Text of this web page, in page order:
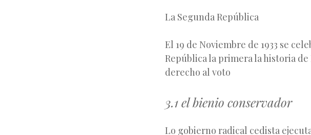
La Segunda República
El 19 de Noviembre de 1933 se
República la primera la historia
derecho al voto
3.1 el bienio conservador
Lo gobierno radical cedista